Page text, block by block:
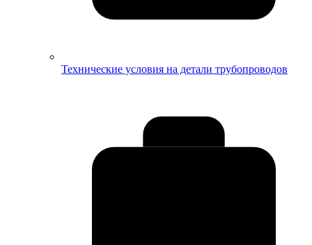
Технические условия на детали трубопроводов